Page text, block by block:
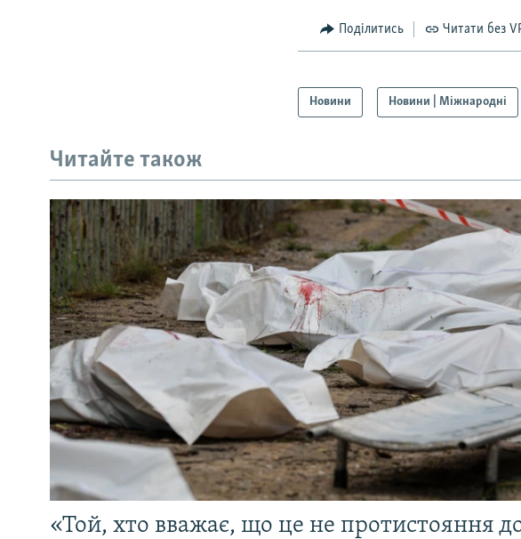
Поділитись Читати без
Новини Новини | Міжнародні
Читайте також
«Той, хто вважає, що це не протистояння